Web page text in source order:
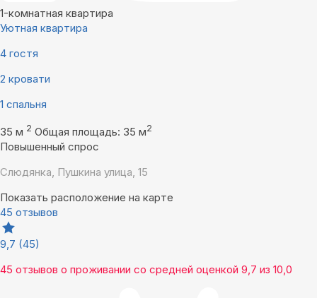
1-комнатная квартира
Уютная квартира
4 гостя
2 кровати
1 спальня
35 м 2 Общая площадь: 35 м2
Повышенный спрос
Слюдянка, Пушкина улица, 15
Показать расположение на карте
45 отзывов
9,7 (45)
45 отзывов о проживании со средней оценкой 9,7 из 10,0